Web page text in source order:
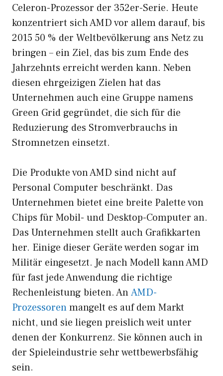
Celeron-Prozessor der 352er-Serie. Heute
konzentriert sich AMD vor allem darauf, bis
2015 50 % der Weltbevölkerung ans Netz zu
bringen – ein Ziel, das bis zum Ende des
Jahrzehnts erreicht werden kann. Neben
diesen ehrgeizigen Zielen hat das
Unternehmen auch eine Gruppe namens
Green Grid gegründet, die sich für die
Reduzierung des Stromverbrauchs in
Stromnetzen einsetzt.
Die Produkte von AMD sind nicht auf
Personal Computer beschränkt. Das
Unternehmen bietet eine breite Palette von
Chips für Mobil- und Desktop-Computer an.
Das Unternehmen stellt auch Grafikkarten
her. Einige dieser Geräte werden sogar im
Militär eingesetzt. Je nach Modell kann AMD
für fast jede Anwendung die richtige
Rechenleistung bieten. AnAMD-
Prozessorenmangelt es auf dem Markt
nicht, und sie liegen preislich weit unter
denen der Konkurrenz. Sie können auch in
der Spieleindustrie sehr wettbewerbsfähig
sein.